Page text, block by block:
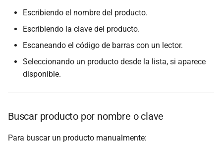
Escribiendo el nombre del producto.
Escribiendo la clave del producto.
Escaneando el código de barras con un lector.
Seleccionando un producto desde la lista, si aparece
disponible.
Buscar producto por nombre o clave
Para buscar un producto manualmente: